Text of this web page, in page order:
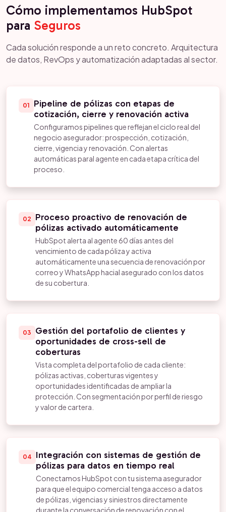
Cómo implementamos HubSpot
para Seguros
Cada solución responde a un reto concreto. Arquitectura
de datos, RevOps y automatización adaptadas al sector.
01
Pipeline de pólizas con etapas de
cotización, cierre y renovación activa
Configuramos pipelines que reflejan el ciclo real del
negocio asegurador: prospección, cotización,
cierre, vigencia y renovación. Con alertas
automáticas paral agente en cada etapa crítica del
proceso.
02
Proceso proactivo de renovación de
pólizas activado automáticamente
HubSpot alerta al agente 60 días antes del
vencimiento de cada póliza y activa
automáticamente una secuencia de renovación por
correo y WhatsApp hacial asegurado con los datos
de su cobertura.
03
Gestión del portafolio de clientes y
oportunidades de cross-sell de
coberturas
Vista completa del portafolio de cada cliente:
pólizas activas, coberturas vigentes y
oportunidades identificadas de ampliar la
protección. Con segmentación por perfil de riesgo
y valor de cartera.
04
Integración con sistemas de gestión de
pólizas para datos en tiempo real
Conectamos HubSpot con tu sistema asegurador
para que el equipo comercial tenga acceso a datos
de pólizas, vigencias y siniestros directamente
durante la conversación de renovación con el